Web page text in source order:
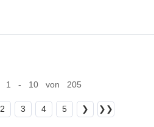
1 - 10 von 205
2 3 4 5 ❯ ❯❯